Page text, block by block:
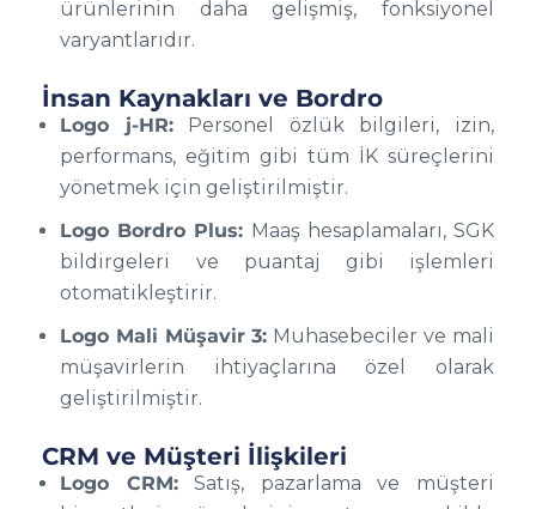
ürünlerinin daha gelişmiş, fonksiyonel
varyantlarıdır.
İnsan Kaynakları ve Bordro
Logo j-HR:Personel özlük bilgileri, izin,
performans, eğitim gibi tüm İK süreçlerini
yönetmek için geliştirilmiştir.
Logo Bordro Plus: Maaş hesaplamaları, SGK
bildirgeleri ve puantaj gibi işlemleri
otomatikleştirir.
Logo Mali Müşavir 3: Muhasebeciler ve mali
müşavirlerin ihtiyaçlarına özel olarak
geliştirilmiştir.
CRM ve Müşteri İlişkileri
Logo CRM:Satış, pazarlama ve müşteri